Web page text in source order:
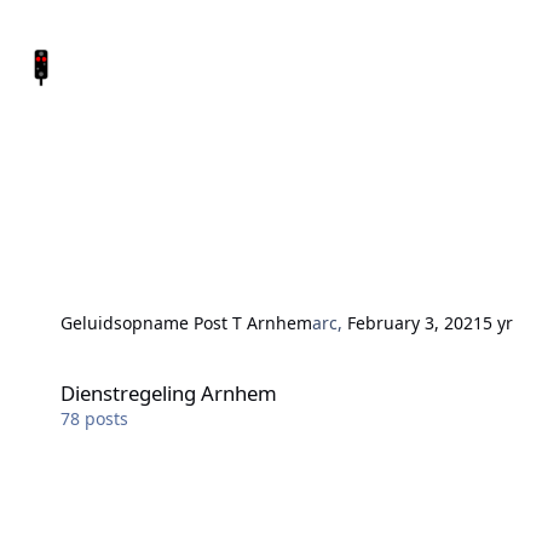
Geluidsopname Post T Arnhemarc, February 3, 20215 yr
Dienstregeling Arnhem
78 posts